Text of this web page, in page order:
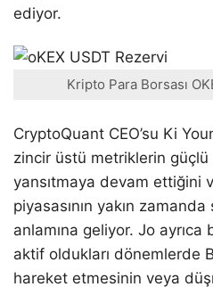
ediyor.
Kripto Para Borsası
CryptoQuant CEO’su Ki
zincir üstü metriklerin güçlü
yansıtmaya devam ettiğini
piyasasının yakın
anlamına geliyor. Jo ayrıca
aktif oldukları dönemlerde
hareket etmesinin veya